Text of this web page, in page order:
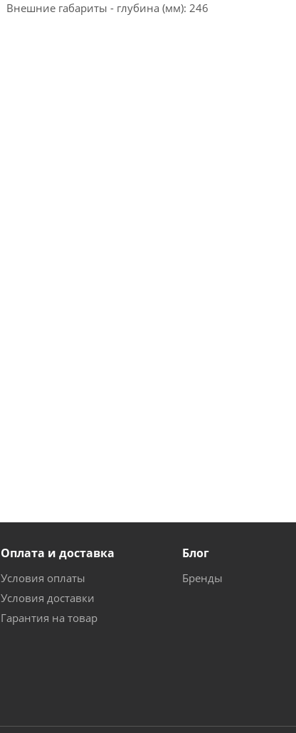
Внешние габариты - глубина (мм): 246
Оплата и доставка
Условия оплаты
Условия доставки
Гарантия на товар
Блог
Бренды